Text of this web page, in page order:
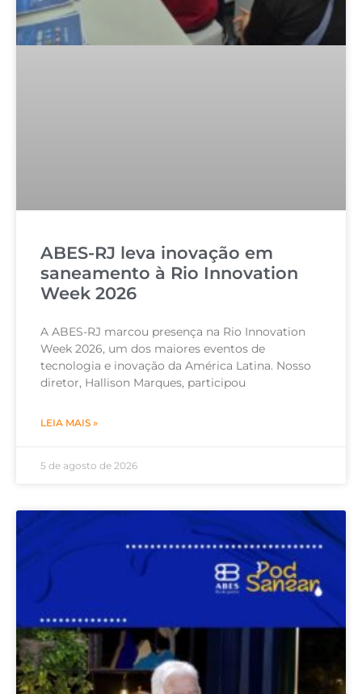
ABES-RJ leva inovação em
saneamento à Rio Innovation
Week 2026
A ABES-RJ marcou presença na Rio Innovation
Week 2026, um dos maiores eventos de
tecnologia e inovação da América Latina. Nosso
diretor, Hallison Marques, participou
LEIA MAIS »
5 de agosto de 2026